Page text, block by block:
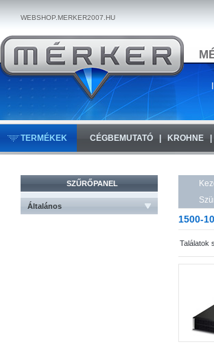
WEBSHOP.MERKER2007.HU
TERMÉKEK CÉGBEMUTATÓ KROHNE
1500-
Találatok
SZŰRŐPANEL
Általános